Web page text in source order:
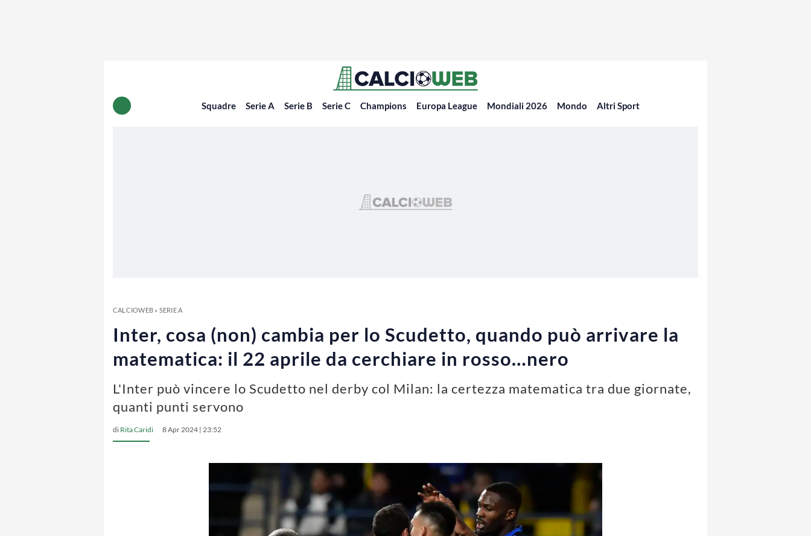
Squadre Serie A Serie B Serie C Champions Europa League Mondiali 2026 Mondo Altri Sport
CALCIOWEB» SERIE A
Inter, cosa (non) cambia per lo Scudetto, quando può arrivare la
matematica: il 22 aprile da cerchiare in rosso…nero
L'Inter può vincere lo Scudetto nel derby col Milan: la certezza matematica tra due giornate,
quanti punti servono
di Rita Caridi 8 Apr 2024 | 23:52